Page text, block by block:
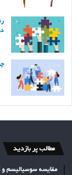
مطالب پر بازدید
مقایسه سوسیالیسم و کمونیسم: